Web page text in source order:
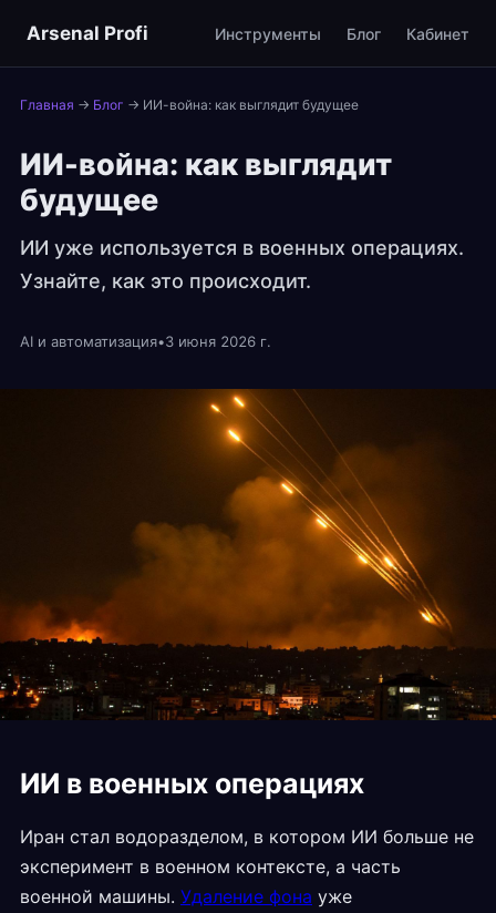
Arsenal Profi Инструменты Блог Кабинет
Главная → Блог → ИИ-война: как выглядит будущее
ИИ-война: как выглядит
будущее
ИИ уже используется в военных операциях.
Узнайте, как это происходит.
AI и автоматизация•3 июня 2026 г.
ИИ в военных операциях
Иран стал водоразделом, в котором ИИ больше не
эксперимент в военном контексте, а часть
военной машины. Удаление фона уже